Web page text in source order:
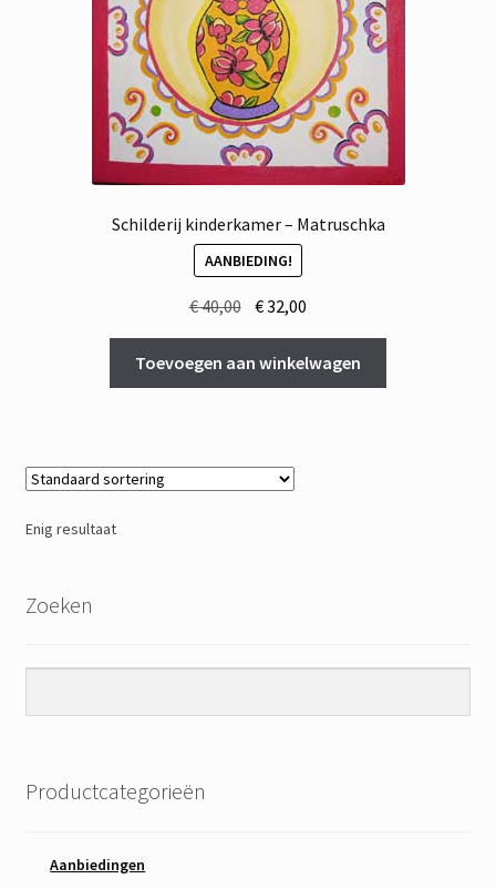
Schilderij kinderkamer – Matruschka
AANBIEDING!
€40,00 Oorspronkelijke
was:
€ 40,00.
€32,00
is:
€ 32,00.
Toevoegen aan winkelwagen
Enig resultaat
Zoeken
Productcategorieën
Aanbiedingen